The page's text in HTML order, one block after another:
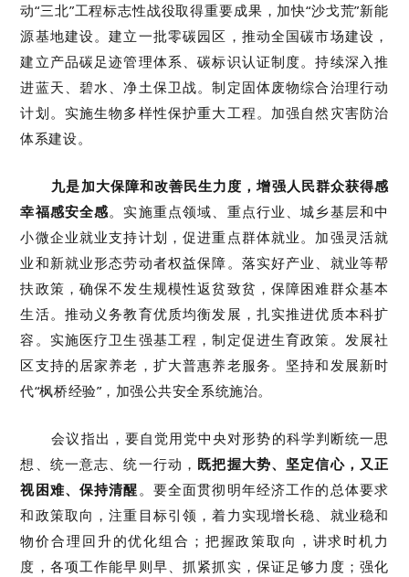
动“三北”工程标志性战役取得重要成果，加快“沙戈荒”新能
源基地建设。建立一批零碳园区，推动全国碳市场建设，
建立产品碳足迹管理体系、碳标识认证制度。持续深入推
进蓝天、碧水、净土保卫战。制定固体废物综合治理行动
计划。实施生物多样性保护重大工程。加强自然灾害防治
体系建设。
九是加大保障和改善民生力度，增强人民群众获得感
幸福感安全感。实施重点领域、重点行业、城乡基层和中
小微企业就业支持计划，促进重点群体就业。加强灵活就
业和新就业形态劳动者权益保障。落实好产业、就业等帮
扶政策，确保不发生规模性返贫致贫，保障困难群众基本
生活。推动义务教育优质均衡发展，扎实推进优质本科扩
容。实施医疗卫生强基工程，制定促进生育政策。发展社
区支持的居家养老，扩大普惠养老服务。坚持和发展新时
代“枫桥经验”，加强公共安全系统施治。
会议指出，要自觉用党中央对形势的科学判断统一思
想、统一意志、统一行动， 既把握大势、坚定信心，又正
视困难、保持清醒。要全面贯彻明年经济工作的总体要求
和政策取向，注重目标引领，着力实现增长稳、就业稳和
物价合理回升的优化组合；把握政策取向，讲求时机力
度，各项工作能早则早、抓紧抓实，保证足够力度；强化